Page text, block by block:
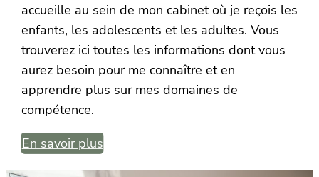
accueille au sein de mon cabinet où je reçois les
enfants, les adolescents et les adultes. Vous
trouverez ici toutes les informations dont vous
aurez besoin pour me connaître et en
apprendre plus sur mes domaines de
compétence.
En savoir plus